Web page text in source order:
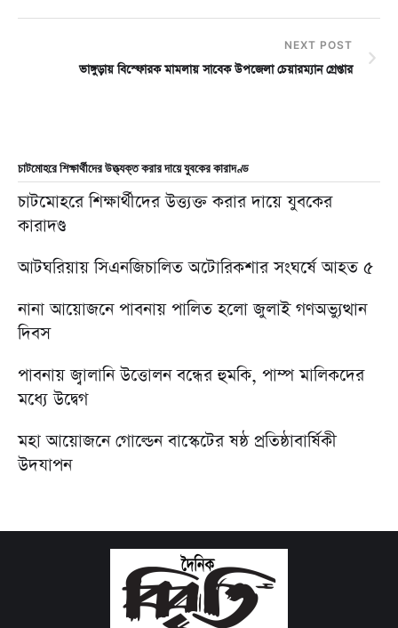
NEXT POST
ভাঙ্গুড়ায় বিস্ফোরক মামলায় সাবেক উপজেলা চেয়ারম্যান গ্রেপ্তার
চাটমোহরে শিক্ষার্থীদের উত্ত্যক্ত করার দায়ে যুবকের কারাদণ্ড
চাটমোহরে শিক্ষার্থীদের উত্ত্যক্ত করার দায়ে যুবকের
কারাদণ্ড
আটঘরিয়ায় সিএনজিচালিত অটোরিকশার সংঘর্ষে আহত ৫
নানা আয়োজনে পাবনায় পালিত হলো জুলাই গণঅভ্যুত্থান
দিবস
পাবনায় জ্বালানি উত্তোলন বন্ধের হুমকি, পাম্প মালিকদের
মধ্যে উদ্বেগ
মহা আয়োজনে গোল্ডেন বাস্কেটের ষষ্ঠ প্রতিষ্ঠাবার্ষিকী
উদযাপন